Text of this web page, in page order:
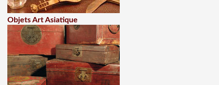
Objets Art Asiatique